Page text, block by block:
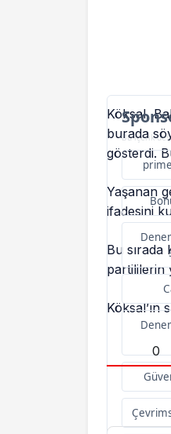
Bu içerik
Köksal,
burada
gösterdi.
Yaşanan
ifadesini
Bu sırada
partililerin
0